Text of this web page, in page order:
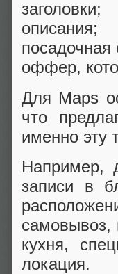
заголовки;
описания;
посадочная
оффер,
Для Maps
что
именно эту
Например,
записи в
самовывоз,
кухня,
локация.